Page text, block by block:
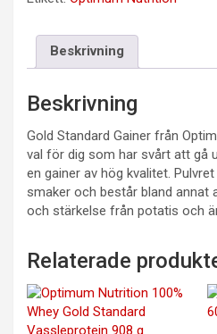
Beskrivning
Beskrivning
Gold Standard Gainer från
val för dig som har svårt att gå
en gainer av hög kvalitet.
smaker och består bland annat
och stärkelse från potatis och
Relaterade